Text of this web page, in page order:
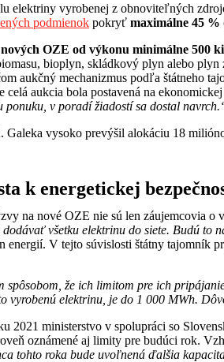
elektriny vyrobenej z obnoviteľných
podmienok pokryť maximálne 45 %
OZE od výkonu minimálne 500
bioplyn, skládkový plyn alebo
aukčný mechanizmus podľa štátneho
celá aukcia bola postavená na
ponuku, v poradí žiadostí sa dostal
vysoko prevýšil alokáciu 18
k energetickej
na nové OZE nie sú len záujemcovia
všetku elektrinu do siete. Budú to
energií. V tejto súvislosti štátny tajomník
spôsobom, že ich limitom pre ich
vyrobenú elektrinu, je do 1 000 MWh.
2021 ministerstvo v spolupráci so
oznámené aj limity pre budúci rok.
tohto roka bude uvoľnená ďalšia